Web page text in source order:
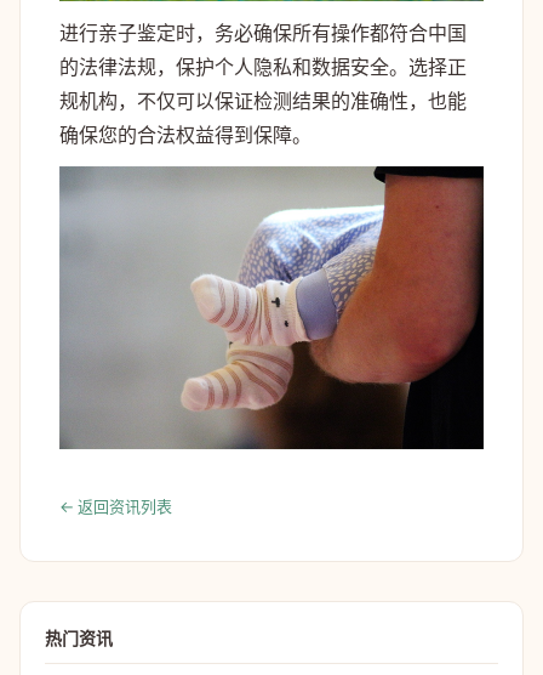
进行亲子鉴定时，务必确保所有操作都符合中国
的法律法规，保护个人隐私和数据安全。选择正
规机构，不仅可以保证检测结果的准确性，也能
确保您的合法权益得到保障。
← 返回资讯列表
热门资讯